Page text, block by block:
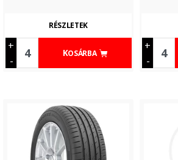
+
-
KOSÁRBA
RÉSZLETEK
+
-